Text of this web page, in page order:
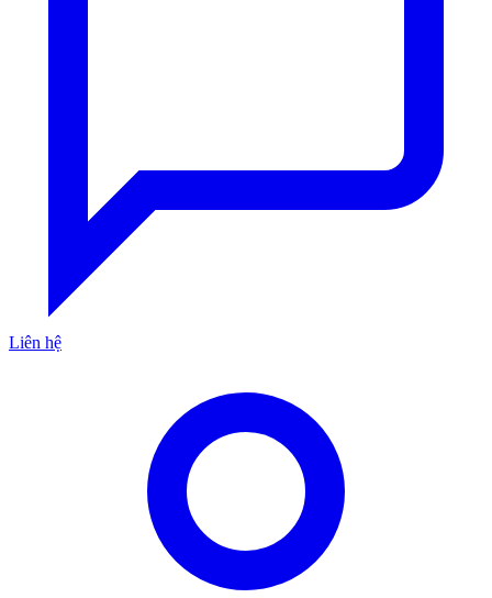
Liên hệ